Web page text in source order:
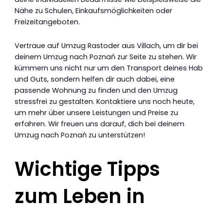
Nähe zu Schulen, Einkaufsmöglichkeiten oder
Freizeitangeboten.
Vertraue auf Umzug Rastoder aus Villach, um dir bei
deinem Umzug nach Poznań zur Seite zu stehen. Wir
kümmern uns nicht nur um den Transport deines Hab
und Guts, sondern helfen dir auch dabei, eine
passende Wohnung zu finden und den Umzug
stressfrei zu gestalten. Kontaktiere uns noch heute,
um mehr über unsere Leistungen und Preise zu
erfahren. Wir freuen uns darauf, dich bei deinem
Umzug nach Poznań zu unterstützen!
Wichtige Tipps
zum Leben in